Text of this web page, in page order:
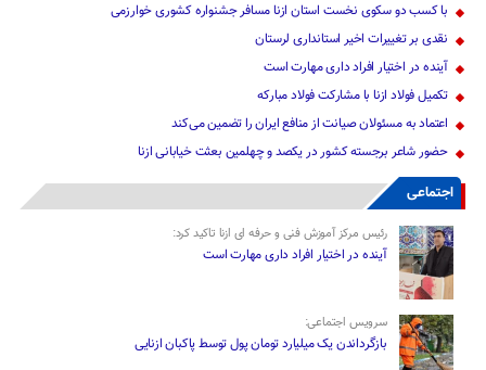
با کسب دو سکوی نخست استان ازنا مسافر جشنواره کشوری خوارزمی
نقدی بر تغییرات اخیر استانداری لرستان
آینده در اختیار افراد داری مهارت است
تکمیل فولاد ازنا با مشارکت فولاد مبارکه
اعتماد به مسئولان صیانت از منافع ایران را تضمین می‌کند
حضور شاعر برجسته کشور در یکصد و چهلمین بعثت خیابانی ازنا
اجتماعی
رئیس مرکز آموزش فنی و حرفه ای ازنا تاکید کرد:
آینده در اختیار افراد داری مهارت است
سرویس اجتماعی:
بازگرداندن یک میلیارد تومان پول توسط پاکبان ازنایی